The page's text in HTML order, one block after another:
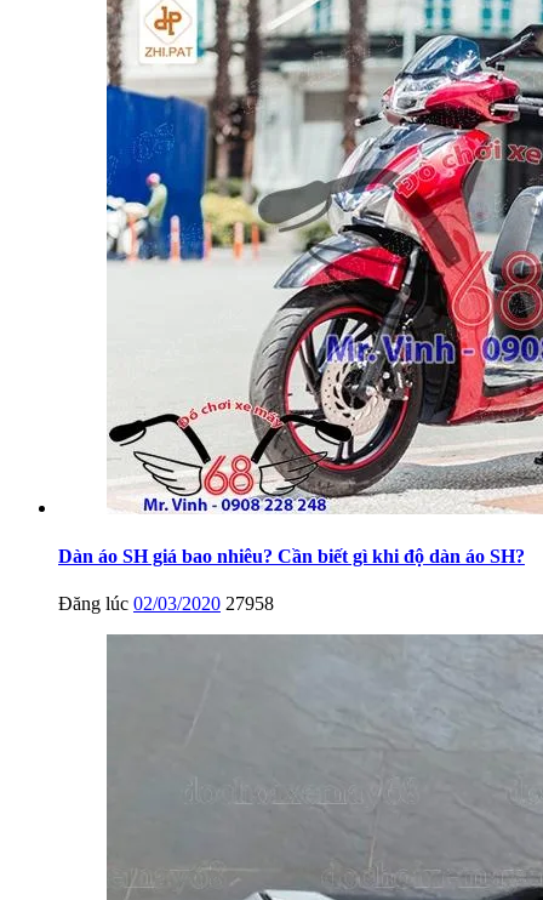
Dàn áo SH giá bao nhiêu? Cần biết gì khi độ dàn áo SH?
Đăng lúc 02/03/2020 27958